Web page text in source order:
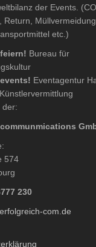
der Events.
Return,
etc.)
Bureau für
Eventagentur
Künstlervermittlung
der:
574
230
com.de